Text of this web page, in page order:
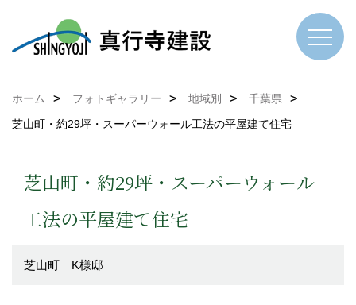
ホーム フォトギャラリー 地域別
千葉県
芝山町・約29坪・スーパーウォール工法の平屋建て住宅
芝山町・約29坪・スーパーウォール
工法の平屋建て住宅
芝山町 K様邸